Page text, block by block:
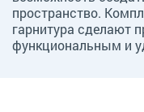
пространство.
гарнитура сделают
функциональным и